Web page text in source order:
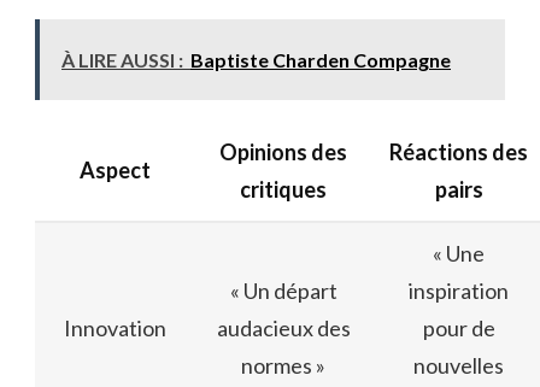
À LIRE AUSSI : Baptiste Charden Compagne
Aspect
Opinions des
critiques
Réactions des
pairs
Innovation
« Un départ
audacieux des
normes »
« Une
inspiration
pour de
nouvelles